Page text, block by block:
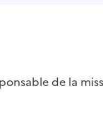
de la